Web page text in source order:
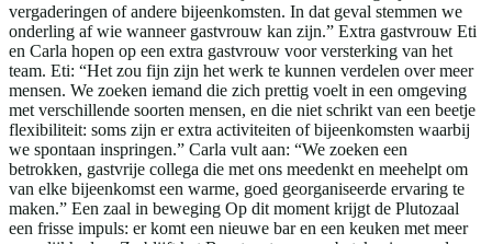
vergaderingen of andere bijeenkomsten. In dat geval stemmen we
onderling af wie wanneer gastvrouw kan zijn.” Extra gastvrouw Eti
en Carla hopen op een extra gastvrouw voor versterking van het
team. Eti: “Het zou fijn zijn het werk te kunnen verdelen over meer
mensen. We zoeken iemand die zich prettig voelt in een omgeving
met verschillende soorten mensen, en die niet schrikt van een beetje
flexibiliteit: soms zijn er extra activiteiten of bijeenkomsten waarbij
we spontaan inspringen.” Carla vult aan: “We zoeken een
betrokken, gastvrije collega die met ons meedenkt en meehelpt om
van elke bijeenkomst een warme, goed georganiseerde ervaring te
maken.” Een zaal in beweging Op dit moment krijgt de Plutozaal
een frisse impuls: er komt een nieuwe bar en een keuken met meer